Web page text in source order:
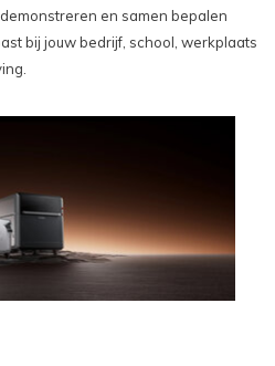
en samen bepalen
bij jouw bedrijf, school, werkplaats